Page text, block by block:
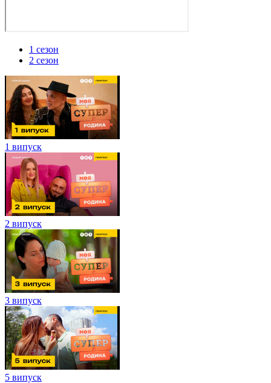
1 сезон
2 сезон
1 випуск
2 випуск
3 випуск
5 випуск